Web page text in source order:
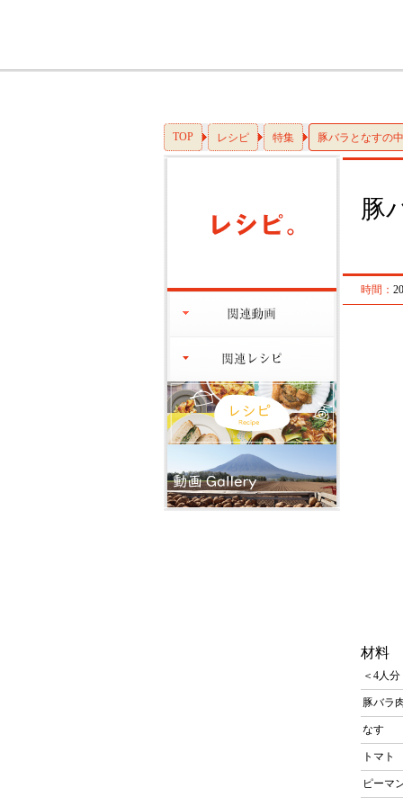
TOP レシピ 特集 豚バラとなすの
豚
時間：
材料
＜4人分
豚バラ
なす
トマト
ピーマ